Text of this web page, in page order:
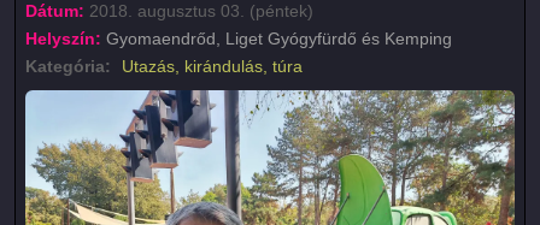
Dátum: 2018. augusztus 03. (péntek)
Helyszín: Gyomaendrőd, Liget Gyógyfürdő és Kemping
Kategória:
Utazás, kirándulás, túra